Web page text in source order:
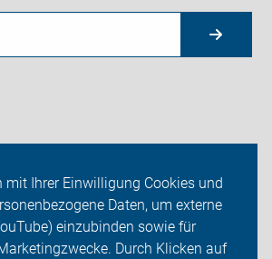
mit Ihrer Einwilligung Cookies und
Daten, um externe
einzubinden sowie für
Durch Klicken auf